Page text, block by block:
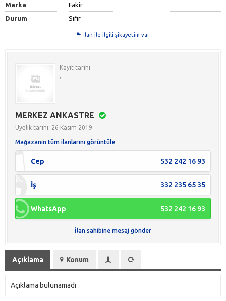
Marka
Fakir
Durum
Sıfır
İlan ile ilgili şikayetim var
Kayıt tarihi:
,
MERKEZ ANKASTRE
Üyelik tarihi: 26 Kasım 2019
Mağazanın tüm ilanlarını görüntüle
Cep 532 242 16 93
İş 332 235 65 35
WhatsApp 532 242 16 93
İlan sahibine mesaj gönder
Açıklama Konum
Açıklama bulunamadı